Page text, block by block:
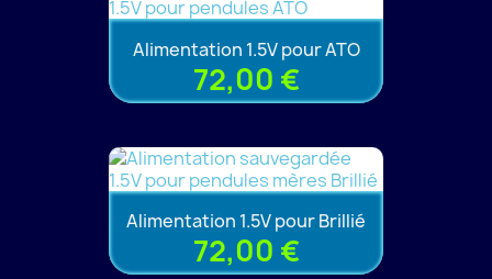
Alimentation 1.5V pour ATO
72,00 €
Alimentation 1.5V pour Brillié
72,00 €